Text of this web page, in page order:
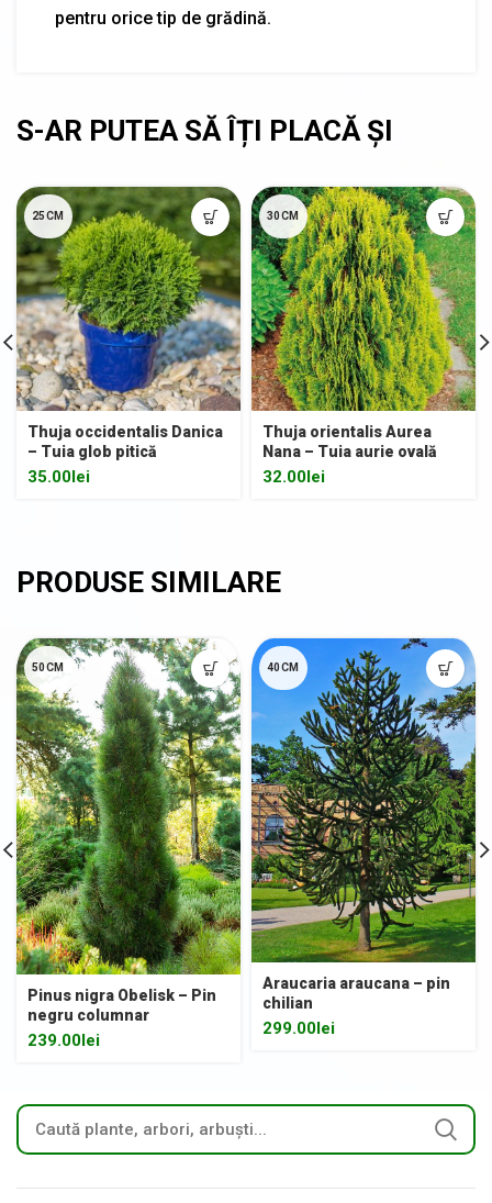
pentru orice tip de grădină.
25CM
Thuja occidentalis Danica
– Tuia glob pitică
35.00 lei
30CM
Thuja orientalis Aurea
Nana – Tuia aurie ovală
32.00 lei
50CM
Pinus nigra Obelisk – Pin
negru columnar
239.00 lei
40CM
Araucaria araucana – pin
chilian
299.00lei